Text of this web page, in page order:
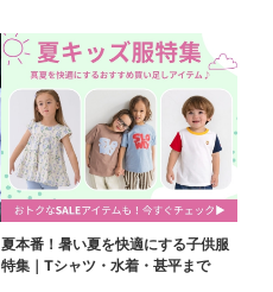
夏本番！暑い夏を快適にする子供服
特集｜Tシャツ・水着・甚平まで